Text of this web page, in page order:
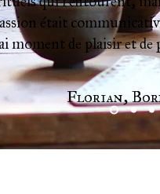
était
moment de plaisir et de
Florian,